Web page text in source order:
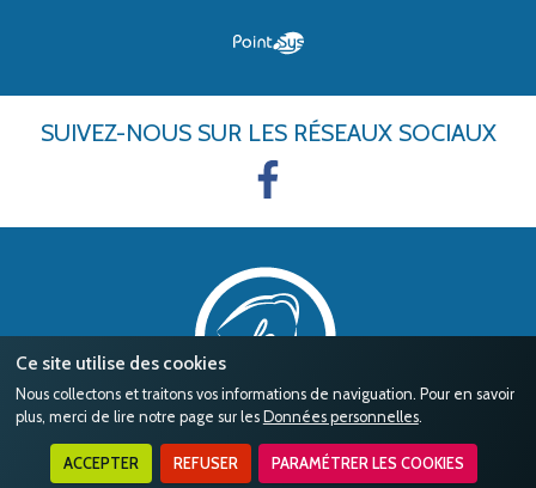
Ce site utilise des cookies
Nous collectons et traitons vos informations de naviguation. Pour en savoir
plus, merci de lire notre page sur les Données personnelles.
ACCEPTER REFUSER PARAMÉTRER LES COOKIES
SUIVEZ-NOUS SUR LES RÉSEAUX SOCIAUX